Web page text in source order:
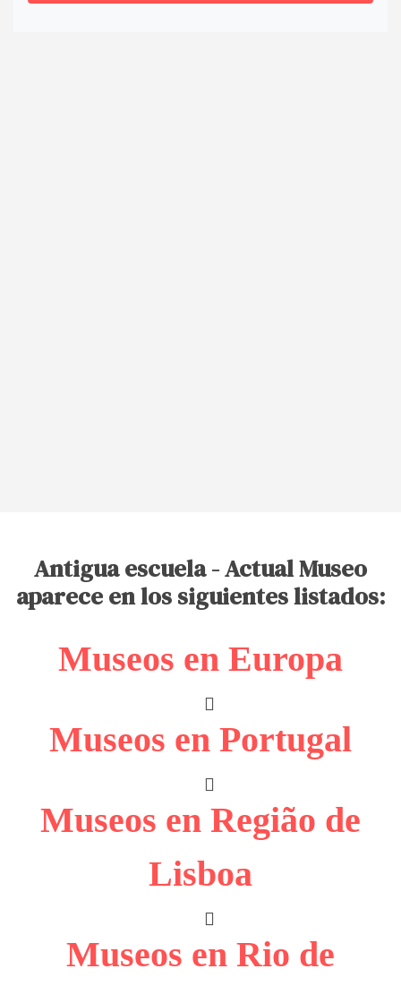
Antigua escuela - Actual Museo
aparece en los siguientes listados:
Museos en Europa
Museos en Portugal
Museos en Região de
Lisboa
Museos en Rio de